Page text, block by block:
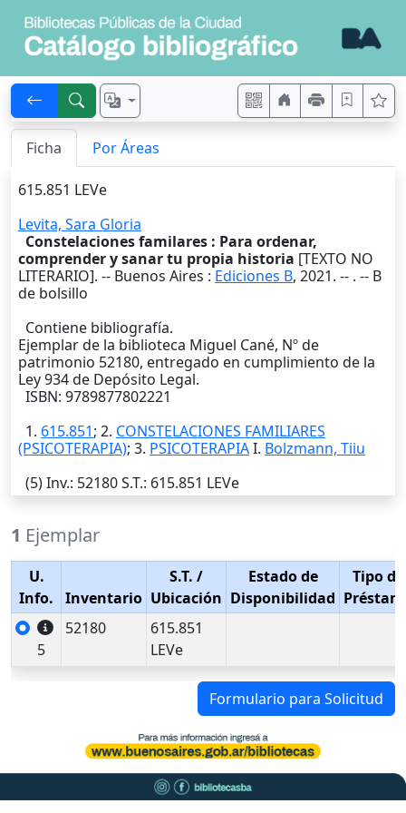
Ficha Por Áreas
615.851 LEVe
Levita, Sara Gloria
Constelaciones familares : Para ordenar,
comprender y sanar tu propia historia [TEXTO NO
LITERARIO]. -- Buenos Aires : Ediciones B, 2021. -- . -- B
de bolsillo
Contiene bibliografía.
Ejemplar de la biblioteca Miguel Cané, Nº de
patrimonio 52180, entregado en cumplimiento de la
Ley 934 de Depósito Legal.
ISBN: 9789877802221
1. 615.851; 2. CONSTELACIONES FAMILIARES
(PSICOTERAPIA); 3. PSICOTERAPIAI. Bolzmann, Tiiu
(5)Inv.: 52180S.T.: 615.851 LEVe
1 Ejemplar
U.
Info.
Inventario
S.T. /
Ubicación
Estado de
Disponibilidad
Tipo de
5
52180
615.851
LEVe
Formulario para Solicitud